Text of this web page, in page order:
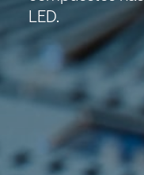
LED.